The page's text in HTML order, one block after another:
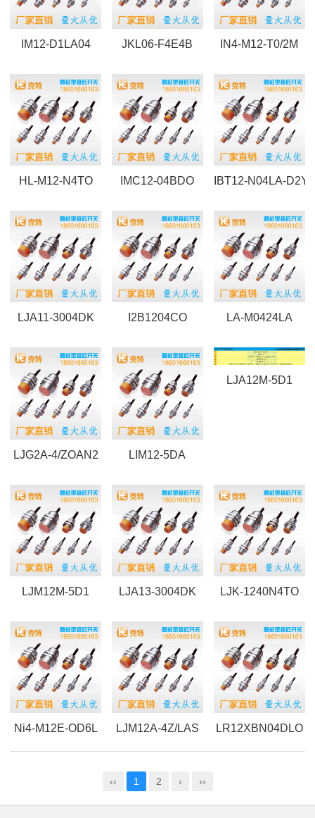
IM12-D1LA04 JKL06-F4E4B IN4-M12-T0/2M
HL-M12-N4TO IMC12-04BDO IBT12-N04LA-D2Y2
LJA11-3004DK I2B1204CO LA-M0424LA
LJG2A-4/ZOAN2 LIM12-5DA
LJA12M-5D1
LJM12M-5D1 LJA13-3004DK LJK-1240N4TO
Ni4-M12E-OD6L LJM12A-4Z/LAS LR12XBN04DLO
‹‹ 1 2 › ››